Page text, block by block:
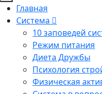
Главная
Система
10 заповедей
Режим питания
Диета Дружбы
Психология
Физическая